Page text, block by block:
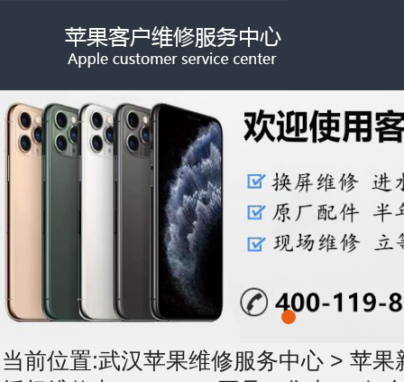
当前位置:武汉苹果维修服务中心 > 苹果